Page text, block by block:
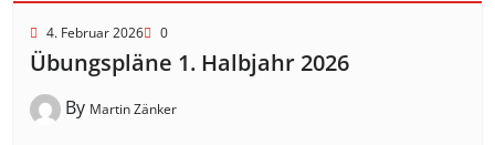
4. Februar 2026 0
Übungspläne 1. Halbjahr 2026
By Martin Zänker